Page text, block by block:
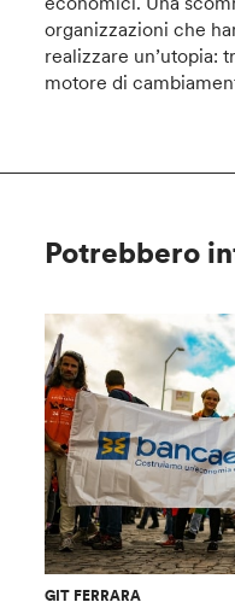
organizzazioni che
realizzare un’utopia:
motore di
Potrebbero
GIT FERRARA